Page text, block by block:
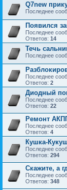
Q7new
Последнее
Появился
Последнее
Ответов: 14
Течь
Последнее
Последнее
Ответов: 2
Диодный
Последнее
Ответов: 22
Ремонт
Последнее
Ответов: 4
Кушка-
Последнее
Ответов: 294
Скажите, а
Последнее
Ответов: 348